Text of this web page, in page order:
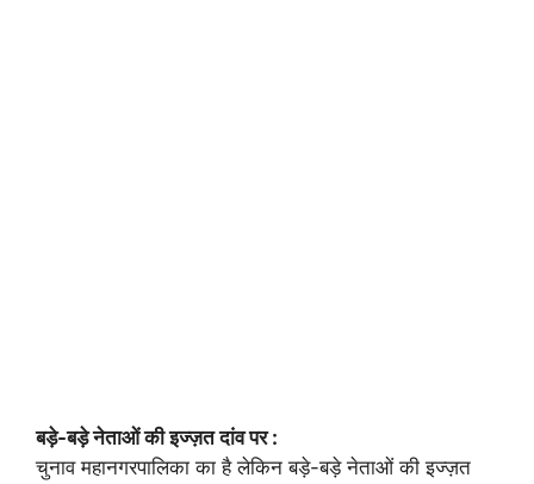
बड़े-बड़े नेताओं की इज्ज़त दांव पर :
चुनाव महानगरपालिका का है लेकिन बड़े-बड़े नेताओं की इज्ज़त